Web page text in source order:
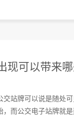
现可以带来哪
交站牌可以说是随处
而公交电子站牌就